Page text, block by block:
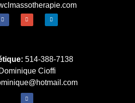
514-388-7138
Dominique Cioffi